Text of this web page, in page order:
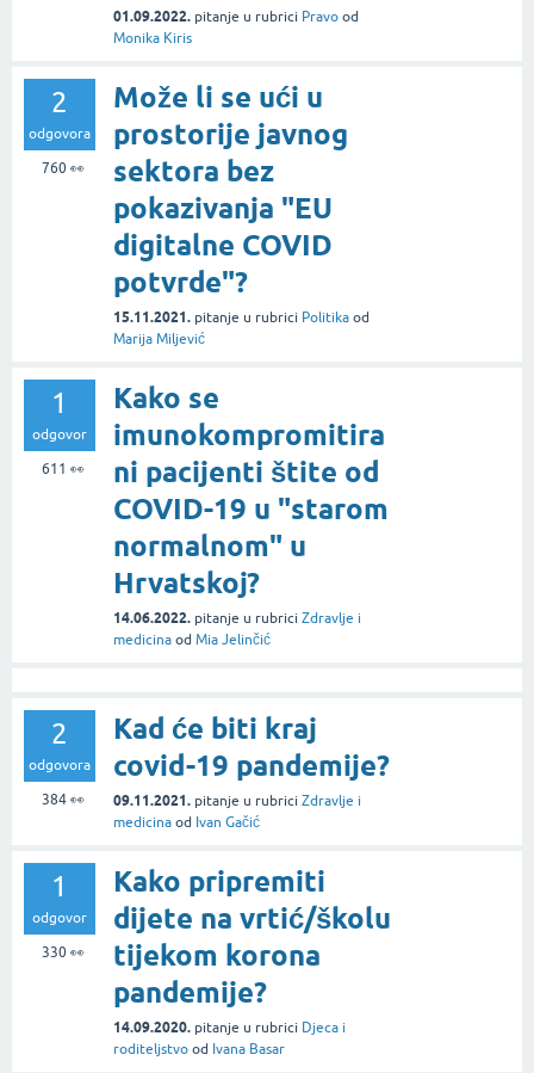
01.09.2022. pitanje u rubrici Pravo od
Monika Kiris
2
odgovora
760👀
Može li se ući u
prostorije javnog
sektora bez
pokazivanja "EU
digitalne COVID
potvrde"?
15.11.2021. pitanje u rubrici Politika od
Marija Miljević
1
odgovor
611 👀
Kako se
imunokompromitira
ni pacijenti štite od
COVID-19 u "starom
normalnom" u
Hrvatskoj?
14.06.2022. pitanje u rubrici Zdravlje i
medicina od Mia Jelinčić
2
odgovora
384👀
Kad će biti kraj
covid-19 pandemije?
09.11.2021. pitanje u rubrici Zdravlje i
medicina od Ivan Gačić
1
odgovor
330👀
Kako pripremiti
dijete na vrtić/školu
tijekom korona
pandemije?
14.09.2020. pitanje u rubrici Djeca i
roditeljstvo od Ivana Basar